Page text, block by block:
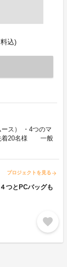
込)
ス） ・4つのマ
先着20名様 一般
プロジェクトを見る arrow_forward
つとPCバッグも
favorite